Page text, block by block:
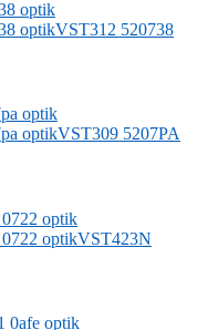
VST312 520738
VST309 5207PA
VST423N